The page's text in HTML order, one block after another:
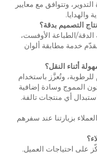
وتتوافق مع معايير
والهدايا.
التصميم بدقة؟
الدقة/الطباعة الأوفست،
إنتاج الألوان ≥95%، ونقدّم خدمة مطابقة ألوان
أثناء النقل؟
وتُعزَّز باستخدام
المموج وسادة إضافية
أي منتجات تالفة.
بزيارتنا عند سفرهم
على احتياجات العميل.